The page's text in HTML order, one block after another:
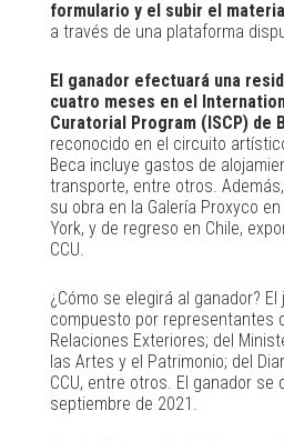
formulario y el subir el
a través de una plataforma
El ganador efectuará una
cuatro meses en el
Curatorial Program (ISCP) de
reconocido en el circuito
Beca incluye gastos de
transporte, entre otros.
su obra en la Galería Proxyco
York, y de regreso en Chile,
CCU.
¿Cómo se elegirá al ganador?
compuesto por representantes
Relaciones Exteriores; del
las Artes y el Patrimonio; del
CCU, entre otros. El ganador se
septiembre de 2021.